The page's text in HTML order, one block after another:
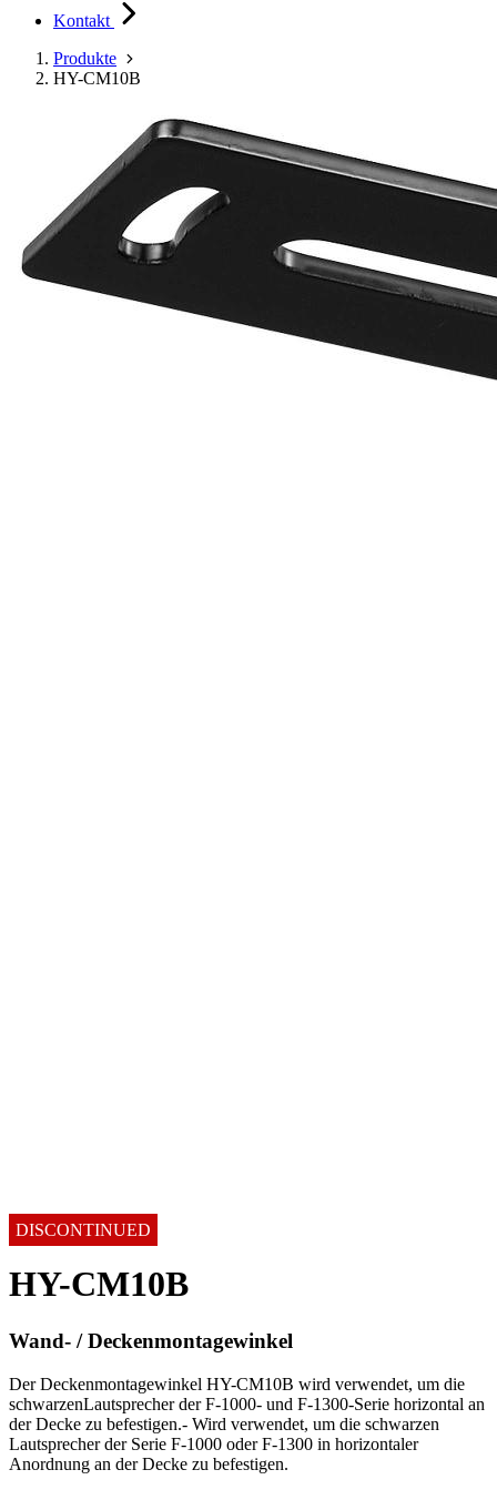
Kontakt
Produkte
HY-CM10B
DISCONTINUED
HY-CM10B
Wand- / Deckenmontagewinkel
Der Deckenmontagewinkel HY-CM10B wird verwendet, um die
schwarzenLautsprecher der F-1000- und F-1300-Serie horizontal an
der Decke zu befestigen.- Wird verwendet, um die schwarzen
Lautsprecher der Serie F-1000 oder F-1300 in horizontaler
Anordnung an der Decke zu befestigen.